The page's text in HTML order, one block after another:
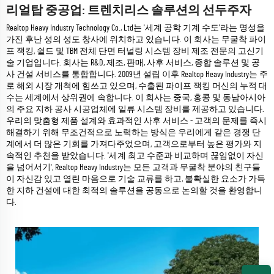
리얼탑 중공업: 트렌치리스 솔루션의 선두주자
Realtop Heavy Industry Technology Co., Ltd는 '세계 공학 기계 수도'라는 명성을
가진 후난 성의 성도 창사에 위치하고 있습니다. 이 회사는 무굴착 파이
프 잭킹, 쉴드 및 TBM 전체 단면 터널링 시스템 장비 제조 전문의 고신기
술 기업입니다. 회사는 R&D, 제조, 판매, 사후 서비스, 종합 솔루션 및 공
사 건설 서비스를 통합합니다. 2009년 설립 이후 Realtop Heavy Industry는 주
로 해외 시장 개척에 힘쓰고 있으며, 수출된 파이프 잭킹 머신의 누적 대
수는 세계에서 상위권에 속합니다. 이 회사는 중국, 홍콩 및 동남아시아
의 주요 지하 공사 시공업체에 일류 시스템 장비를 제공하고 있습니다.
우리의 맞춤형 제품 설계와 효과적인 사후 서비스 - 고객의 문제를 즉시
해결하기 위해 무조건적으로 노력하는 방식은 우리에게 같은 경쟁 단
계에서 더 많은 기회를 가져다주었으며, 고객으로부터 높은 평가와 지
속적인 추천을 받았습니다. '세계 최고 수준과 비교하며 끊임없이 자신
을 넘어서기', Realtop Heavy Industry는 모든 고객과 무굴착 분야의 친구들
이 자신감 있고 열린 마음으로 기술 교류를 하고, 불확실한 요소가 가득
한 지하 건설에 대한 최적의 솔루션을 공동으로 논의할 것을 환영합니
다.